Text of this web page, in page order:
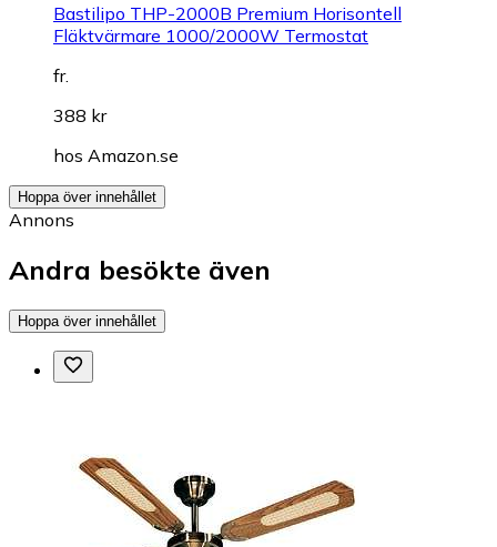
Bastilipo THP-2000B Premium Horisontell
Fläktvärmare 1000/2000W Termostat
fr.
388 kr
hos Amazon.se
Hoppa över innehållet
Annons
Andra besökte även
Hoppa över innehållet